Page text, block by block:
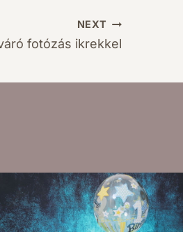
NEXT
fotózás ikrekkel